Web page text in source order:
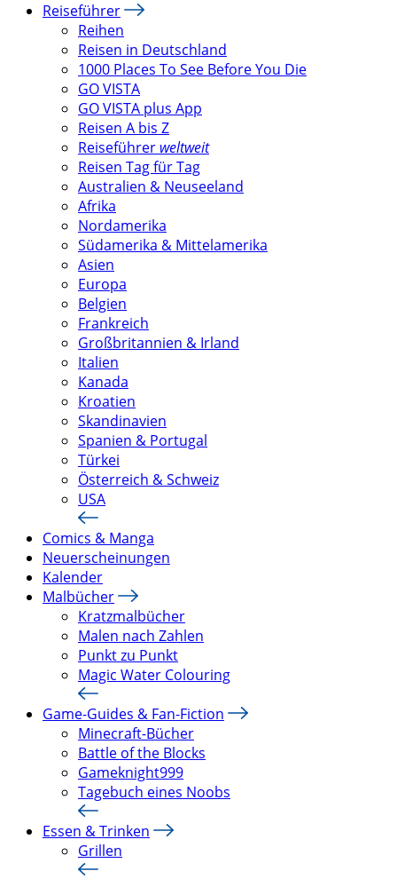
Reiseführer
Reihen
Reisen in Deutschland
1000 Places To See Before You Die
GO VISTA
GO VISTA plus App
Reisen A bis Z
Reiseführer weltweit
Reisen Tag für Tag
Australien & Neuseeland
Afrika
Nordamerika
Südamerika & Mittelamerika
Asien
Europa
Belgien
Frankreich
Großbritannien & Irland
Italien
Kanada
Kroatien
Skandinavien
Spanien & Portugal
Türkei
Österreich & Schweiz
USA
Comics & Manga
Neuerscheinungen
Kalender
Malbücher
Kratzmalbücher
Malen nach Zahlen
Punkt zu Punkt
Magic Water Colouring
Game-Guides & Fan-Fiction
Minecraft-Bücher
Battle of the Blocks
Gameknight999
Tagebuch eines Noobs
Essen & Trinken
Grillen